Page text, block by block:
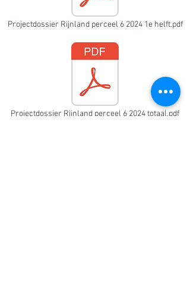
Projectdossier Rijnland perceel 6 2024 1e helft.pdf
Projectdossier Rijnland perceel 6 2024 totaal.pdf